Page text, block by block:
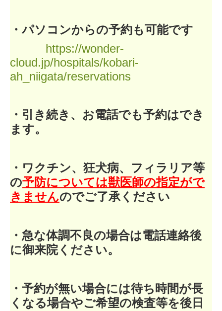
・パソコンからの予約も可能です
https://wonder-
cloud.jp/hospitals/kobari-
ah_niigata/reservations
・引き続き、お電話でも予約はでき
ます。
・ワクチン、狂犬病、フィラリア等
の予防については獣医師の指定がで
きませんのでご了承ください
・急な体調不良の場合は電話連絡後
に御来院ください。
・予約が無い場合には待ち時間が長
くなる場合やご希望の検査等を後日